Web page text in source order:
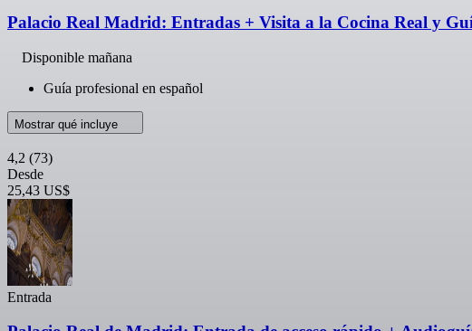
Palacio Real Madrid: Entradas + Visita a la Cocina Real y
Disponible mañana
Guía profesional en español
Mostrar qué incluye
4,2 (73)
Desde
25,43 US$
Entrada